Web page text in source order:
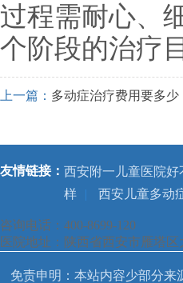
过程需耐心、
个阶段的治疗
上一篇： 多动症治疗费用要多少
友情链接： 西安附一儿童医院好
样
| 西安儿童多动
咨询电话：400-8699-120
医院地址：陕西省西安市雁塔
免责申明：本站内容少部分